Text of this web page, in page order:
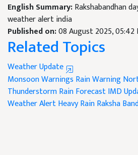
English Summary:Rakshabandhan
weather alert india
Published on:08 August 2025, 05:42
Related Topics
Weather Update
Monsoon Warnings Rain Warning
ThunderstormRain ForecastIMD
Weather AlertHeavy RainRaksha